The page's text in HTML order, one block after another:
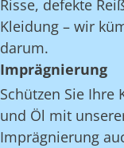
Risse, defekte
Kleidung – wir
darum.
Imprägnierung
Schützen Sie Ihre
und Öl mit
Imprägnierung